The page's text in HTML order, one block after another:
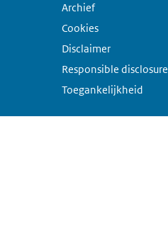
Archief
Cookies
Disclaimer
Responsible disclosure
Toegankelijkheid